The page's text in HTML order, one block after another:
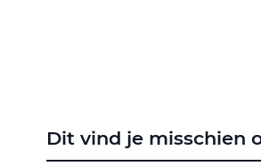
Dit vind je misschien